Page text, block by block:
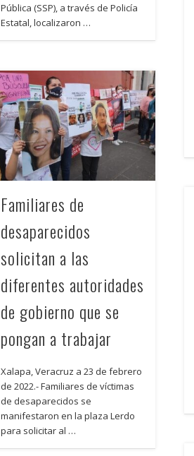
Pública (SSP), a través de Policía
Estatal, localizaron …
Familiares de
desaparecidos
solicitan a las
diferentes autoridades
de gobierno que se
pongan a trabajar
Xalapa, Veracruz a 23 de febrero
de 2022.- Familiares de víctimas
de desaparecidos se
manifestaron en la plaza Lerdo
para solicitar al …